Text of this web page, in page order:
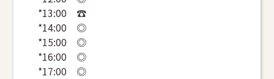
*13:00 ☎
*14:00 ◎
*15:00 ◎
*16:00 ◎
*17:00 ◎